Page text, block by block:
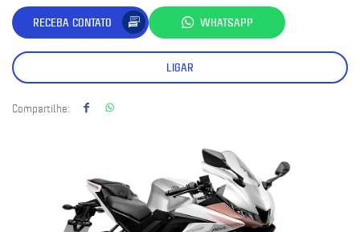
RECEBA CONTATO WHATSAPP
LIGAR
Compartilhe: